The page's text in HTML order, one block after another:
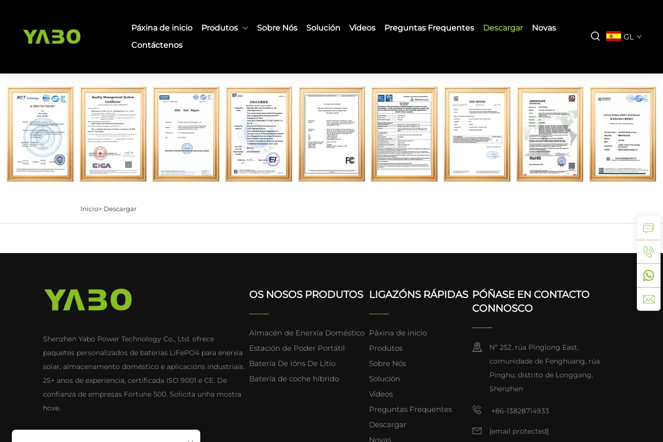
Páxina de inicio Produtos Sobre Nós Solución Vídeos Preguntas Frequentes Descargar
Novas
Contáctenos
GL
Inicio> Descargar
Shenzhen Yabo Power Technology Co., Ltd. ofrece
paquetes personalizados de baterías LiFePO4 para enerxía
solar, almacenamento doméstico e aplicacións industriais.
25+ anos de experiencia, certificada ISO 9001 e CE. De
confianza de empresas Fortune 500. Solicita unha mostra
hoxe.
OS NOSOS PRODUTOS
Almacén de Enerxía Doméstico
Estación de Poder Portátil
Batería De Ións De Litio
Batería de coche híbrido
LIGAZÓNS RÁPIDAS
Páxina de inicio
Produtos
Sobre Nós
Solución
Vídeos
Preguntas Frequentes
Descargar
Novas
PÓÑASE EN CONTACTO
CONNOSCO
Nº 252, rúa Pinglong East,
comunidade de Fenghuang, rúa
Pinghu, distrito de Longgang,
Shenzhen
+86-13828714933
[email protected]